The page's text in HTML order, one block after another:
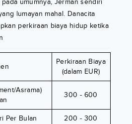
umumnya, Jerman sendiri
lumayan mahal. Danacita
perkiraan biaya hidup ketika
Perkiraan Biaya
(dalam EUR)
Asrama)
300 - 600
Per Bulan 200 - 300